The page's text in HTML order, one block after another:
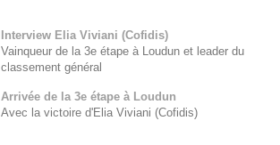
Interview Elia Viviani (Cofidis)
Vainqueur de la 3e étape à Loudun et leader du
classement général
Arrivée de la 3e étape à Loudun
Avec la victoire d'Elia Viviani (Cofidis)